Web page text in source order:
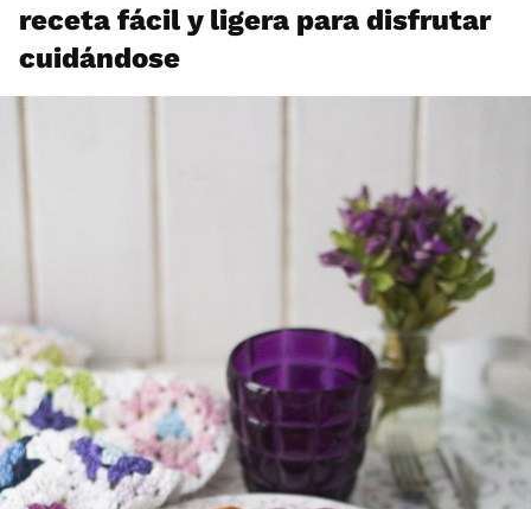
receta fácil y ligera para disfrutar
cuidándose